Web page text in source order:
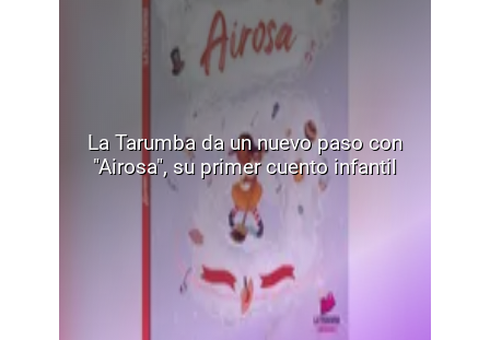
La Tarumba da un nuevo paso con
"Airosa", su primer cuento infantil